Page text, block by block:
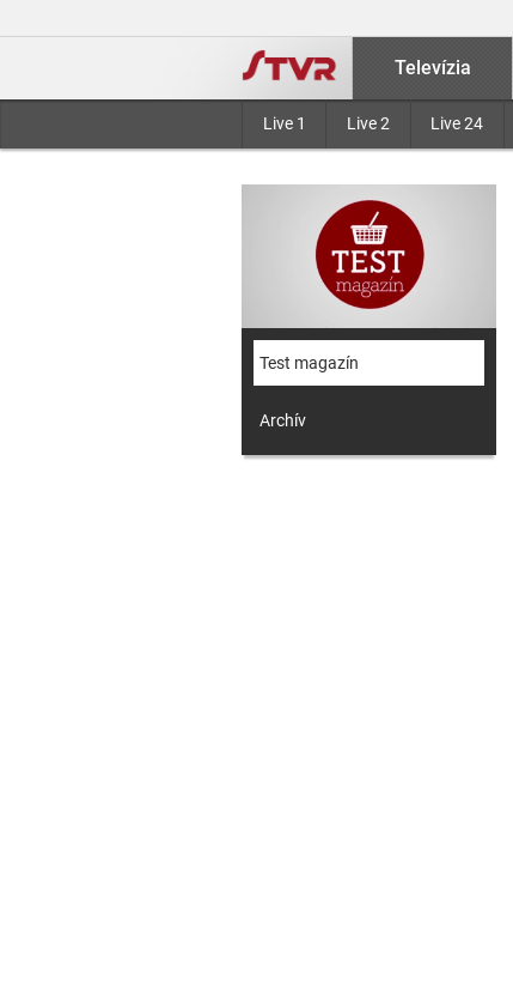
Televízia
Live 1 Live 2 Live 24
Test magazín
Archív